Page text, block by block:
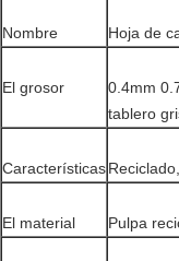
Nombre Hoja de
El grosor
0.4mm
tablero
Características
El material Pulpa